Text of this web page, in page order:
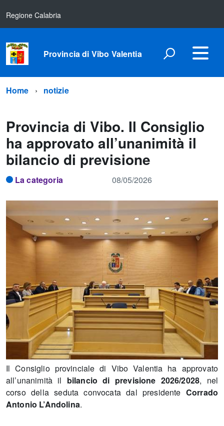
Regione Calabria
Provincia di Vibo Valentia
Home notizie
Provincia di Vibo. Il Consiglio
ha approvato all’unanimità il
bilancio di previsione
La categoria 08/05/2026
Il Consiglio provinciale di Vibo Valentia ha approvato
all’unanimità il bilancio di previsione 2026/2028, nel
corso della seduta convocata dal presidente Corrado
Antonio L’Andolina.